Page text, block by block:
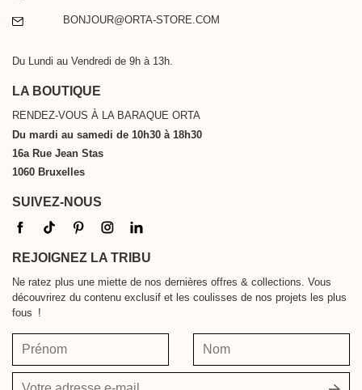
BONJOUR@ORTA-STORE.COM
Du Lundi au Vendredi de 9h à 13h.
LA BOUTIQUE
RENDEZ-VOUS À LA BARAQUE ORTA
Du mardi au samedi de 10h30 à 18h30
16a Rue Jean Stas
1060 Bruxelles
SUIVEZ-NOUS
REJOIGNEZ LA TRIBU
Ne ratez plus une miette de nos dernières offres & collections. Vous
découvrirez du contenu exclusif et les coulisses de nos projets les plus
fous !
Prénom Nom
Votre